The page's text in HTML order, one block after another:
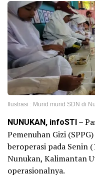
Ilustrasi : Murid murid SDN di
NUNUKAN, infoSTI–
Pemenuhan Gizi
beroperasi pada Senin
Nunukan, Kalimantan
operasionalnya.